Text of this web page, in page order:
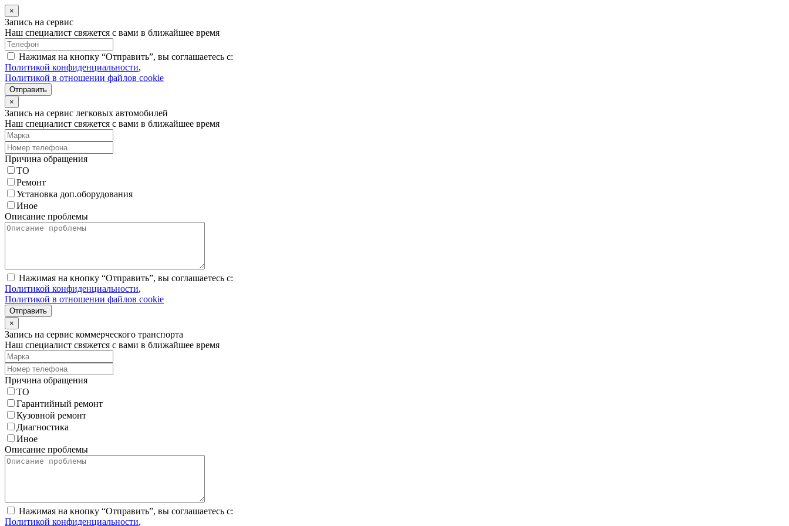
×
Запись на сервис
Наш специалист свяжется с вами в ближайшее время
Нажимая на кнопку “Отправить”, вы соглашаетесь с:
Политикой конфиденциальности,
Политикой в отношении файлов cookie
Отправить
×
Запись на сервис легковых автомобилей
Наш специалист свяжется с вами в ближайшее время
Причина обращения
ТО
Ремонт
Установка доп.оборудования
Иное
Описание проблемы
Нажимая на кнопку “Отправить”, вы соглашаетесь с:
Политикой конфиденциальности,
Политикой в отношении файлов cookie
Отправить
×
Запись на сервис коммерческого транспорта
Наш специалист свяжется с вами в ближайшее время
Причина обращения
ТО
Гарантийный ремонт
Кузовной ремонт
Диагностика
Иное
Описание проблемы
Нажимая на кнопку “Отправить”, вы соглашаетесь с:
Политикой конфиденциальности,